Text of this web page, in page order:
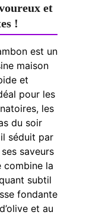
et
!
est un
maison
et
pour les
les
du soir
séduit par
saveurs
combine la
subtil
fondante
et au